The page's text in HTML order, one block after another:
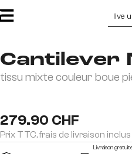
Cantilever
tissu mixte couleur boue
279.90 CHF
Prix TTC, frais de livraison inclus
Livraison